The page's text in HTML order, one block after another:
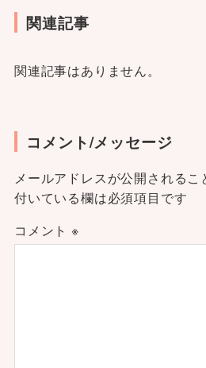
関連記事
関連記事はありません。
コメント/メッセージ
メールアドレスが公開されるこ
付いている欄は必須項目です
コメント ※